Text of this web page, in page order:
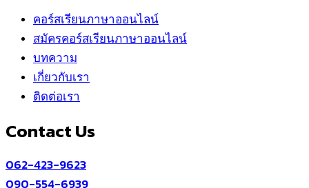
คอร์สเรียนภาษาออนไลน์
สมัครคอร์สเรียนภาษาออนไลน์
บทความ
เกี่ยวกับเรา
ติดต่อเรา
Contact Us
062-423-9623
090-554-6939